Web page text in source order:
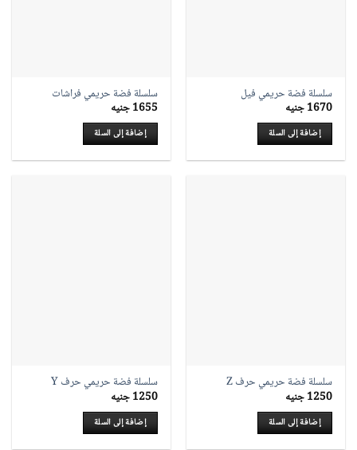
سلسلة فضة حريمي فيل
1670جنيه
إضافة إلى السلة
سلسلة فضة حريمي فراشات
1655جنيه
إضافة إلى السلة
سلسلة فضة حريمي حرف Z
1250جنيه
إضافة إلى السلة
سلسلة فضة حريمي حرف Y
1250جنيه
إضافة إلى السلة